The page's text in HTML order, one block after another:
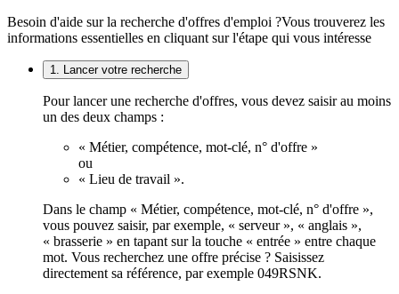
Besoin d'aide sur la recherche d'offres d'emploi ?Vous trouverez les
informations essentielles en cliquant sur l'étape qui vous intéresse
1. Lancer votre recherche
Pour lancer une recherche d'offres, vous devez saisir au moins
un des deux champs :
« Métier, compétence, mot-clé, n° d'offre »
ou
« Lieu de travail ».
Dans le champ « Métier, compétence, mot-clé, n° d'offre »,
vous pouvez saisir, par exemple, « serveur », « anglais »,
« brasserie » en tapant sur la touche « entrée » entre chaque
mot. Vous recherchez une offre précise ? Saisissez
directement sa référence, par exemple 049RSNK.